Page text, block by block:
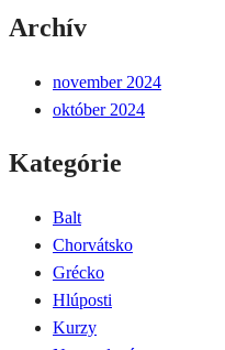
Archív
november 2024
október 2024
Kategórie
Balt
Chorvátsko
Grécko
Hlúposti
Kurzy